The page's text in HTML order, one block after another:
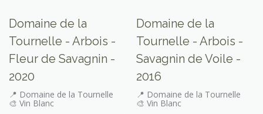
Seulement sur place
Domaine de la
Tournelle - Arbois -
Fleur de Savagnin -
2020
📍 Domaine de la Tournelle
🎨 Vin Blanc
Seulement sur place
Domaine de la
Tournelle - Arbois -
Savagnin de Voile -
2016
📍 Domaine de la Tournelle
🎨 Vin Blanc